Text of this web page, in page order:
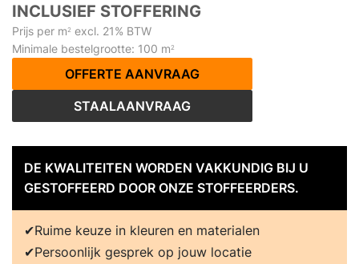
INCLUSIEF STOFFERING
Prijs per m2 excl. 21% BTW
Minimale bestelgrootte: 100 m2
OFFERTE AANVRAAG
STAALAANVRAAG
DE KWALITEITEN WORDEN VAKKUNDIG BIJ U
GESTOFFEERD DOOR ONZE STOFFEERDERS.
Ruime keuze in kleuren en materialen
Persoonlijk gesprek op jouw locatie